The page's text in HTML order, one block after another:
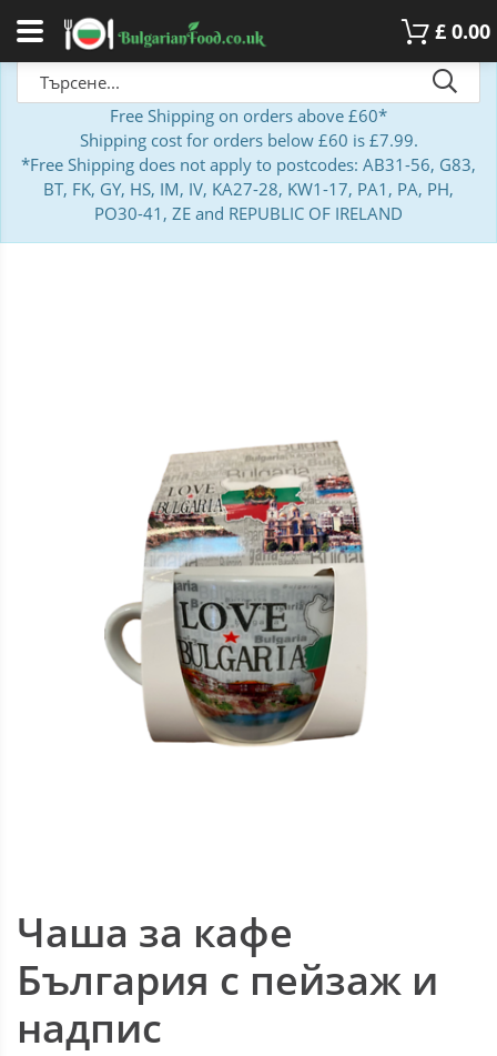
£ 0.00
Free Shipping on orders above £60*
Shipping cost for orders below £60 is £7.99.
*Free Shipping does not apply to postcodes: AB31-56, G83,
BT, FK, GY, HS, IM, IV, KA27-28, KW1-17, PA1, PA, PH,
PO30-41, ZE and REPUBLIC OF IRELAND
Чаша за кафе
България с пейзаж и
надпис